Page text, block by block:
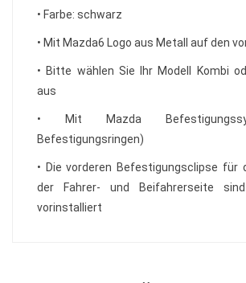
• Farbe: schwarz
• Mit Mazda6 Logo aus Metall auf den
• Bitte wählen Sie Ihr Modell Kombi
aus
• Mit Mazda
Befestigungsringen)
• Die vorderen Befestigungsclipse für
der Fahrer- und Beifahrerseite
vorinstalliert